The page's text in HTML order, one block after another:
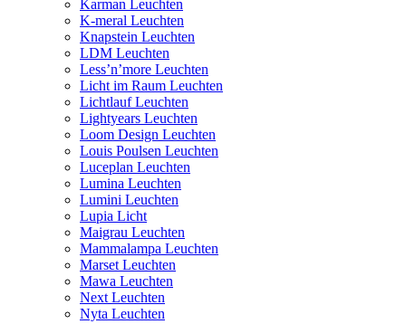
Karman Leuchten
K-meral Leuchten
Knapstein Leuchten
LDM Leuchten
Less’n’more Leuchten
Licht im Raum Leuchten
Lichtlauf Leuchten
Lightyears Leuchten
Loom Design Leuchten
Louis Poulsen Leuchten
Luceplan Leuchten
Lumina Leuchten
Lumini Leuchten
Lupia Licht
Maigrau Leuchten
Mammalampa Leuchten
Marset Leuchten
Mawa Leuchten
Next Leuchten
Nyta Leuchten